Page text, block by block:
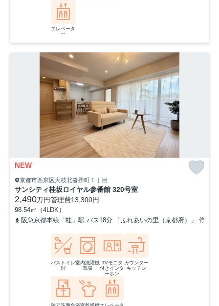
エレベータ
ー
NEW
京都市西京区大枝北沓掛町１丁目
サンシティ桂坂ロイヤル参番館 320号室
2,490万円管理費13,300円
98.54㎡（4LDK）
阪急京都本線「桂」駅 バス18分 「ふれあいの里（京都府）」 停歩2
バストイレ
別
室内洗濯機
置場
TVモニタ
付きインタ
ーホン
カウンター
キッチン